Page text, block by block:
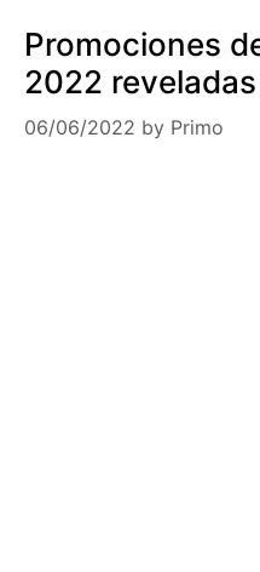
Promociones
2022 reveladas
06/06/2022 by Primo